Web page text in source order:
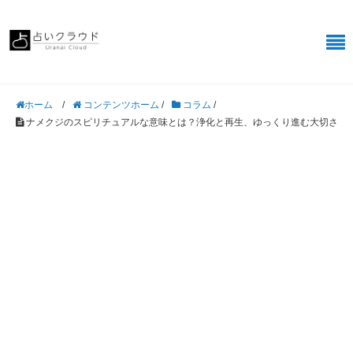
ホーム / コンテンツホーム / コラム /
ナメクジのスピリチュアルな意味とは？浄化と再生、ゆっくり進む大切さ